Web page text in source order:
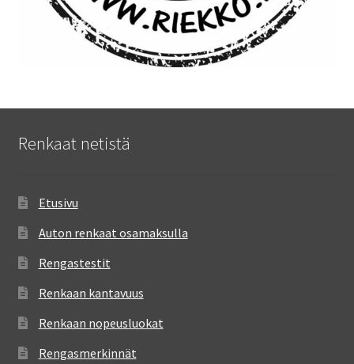
Renkaat netistä
Etusivu
Auton renkaat osamaksulla
Rengastestit
Renkaan kantavuus
Renkaan nopeusluokat
Rengasmerkinnät